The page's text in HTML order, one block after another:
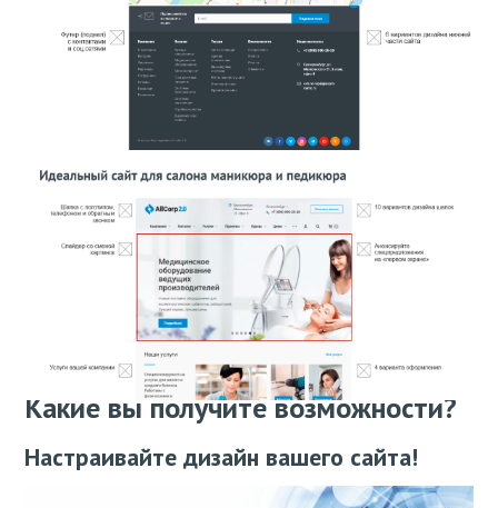
Какие вы получите возможности?
Настраивайте дизайн вашего сайта!